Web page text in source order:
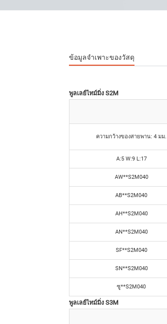
ข้อมูลจำเพาะของวัสดุ
พูลเลย์ไทม์มิ่ง S2M
ความกว้างของสายพาน: 4 มม.
A:5 W:9 L:17
AW**S2M040
AB**S2M040
AH**S2M040
AN**S2M040
SF**S2M040
SN**S2M040
ซู**S2M040
พูลเลย์ไทม์มิ่ง S3M